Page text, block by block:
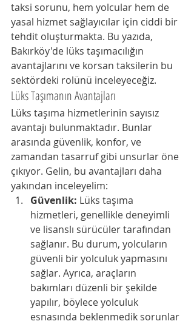
taksi sorunu, hem yolcular hem de
yasal hizmet sağlayıcılar için ciddi bir
tehdit oluşturmakta. Bu yazıda,
Bakırköy'de lüks taşımacılığın
avantajlarını ve korsan taksilerin bu
sektördeki rolünü inceleyeceğiz.
Lüks Taşımanın Avantajları
Lüks taşıma hizmetlerinin sayısız
avantajı bulunmaktadır. Bunlar
arasında güvenlik, konfor, ve
zamandan tasarruf gibi unsurlar öne
çıkıyor. Gelin, bu avantajları daha
yakından inceleyelim:
Güvenlik: Lüks taşıma
hizmetleri, genellikle deneyimli
ve lisanslı sürücüler tarafından
sağlanır. Bu durum, yolcuların
güvenli bir yolculuk yapmasını
sağlar. Ayrıca, araçların
bakımları düzenli bir şekilde
yapılır, böylece yolculuk
esnasında beklenmedik sorunlar